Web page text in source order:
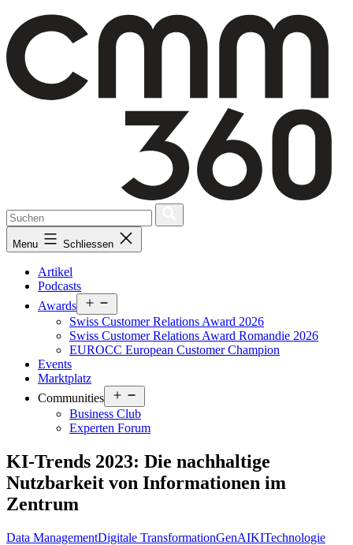
content
Menu Schliessen
Artikel
Podcasts
Awards
menu
Swiss Customer Relations Award 2026
Swiss Customer Relations Award Romandie 2026
EUROCC European Customer Champion
Events
Marktplatz
Communities
menu
Business Club
Experten Forum
KI-Trends 2023: Die nachhaltige
Nutzbarkeit von Informationen im
Zentrum
Data ManagementDigitale TransformationGenAIKITechnologie